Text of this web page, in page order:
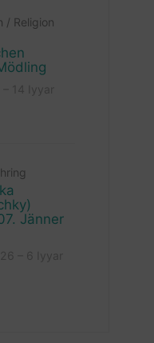
/ Religion
Jänner